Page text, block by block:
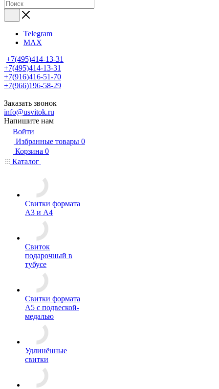
Telegram
MAX
+7(495)414-13-31
+7(495)414-13-31
+7(916)416-51-70
+7(966)196-58-29
Заказать звонок
info@usvitok.ru
Напишите нам
Войти
Избранные товары 0
Корзина 0
Каталог
Свитки формата
А3 и А4
Свиток
подарочный в
тубусе
Свитки формата
А5 с подвеской-
медалью
Удлинённые
свитки